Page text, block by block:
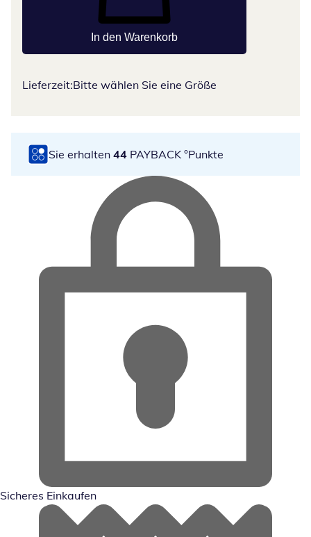
In den Warenkorb
Lieferzeit:Bitte wählen Sie eine Größe
Sie erhalten 44 PAYBACK °Punkte
Sicheres Einkaufen